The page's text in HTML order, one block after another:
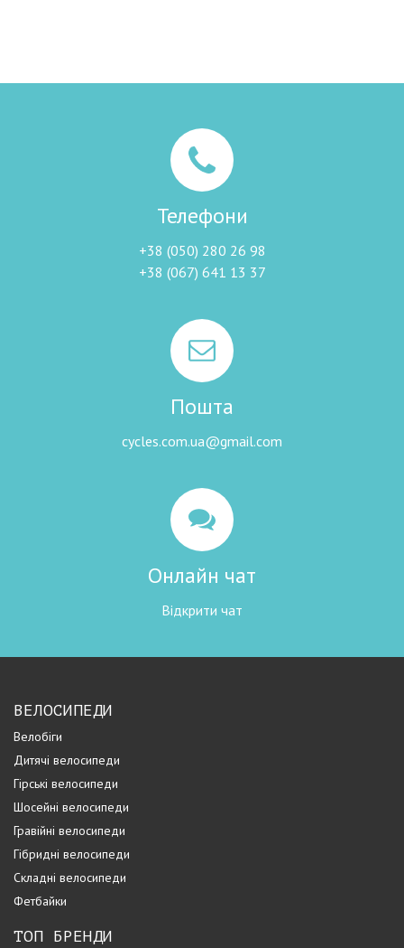
Телефони
+38 (050) 280 26 98
+38 (067) 641 13 37
Пошта
cycles.com.ua@gmail.com
Онлайн чат
Відкрити чат
ВЕЛОСИПЕДИ
Велобіги
Дитячі велосипеди
Гірські велосипеди
Шосейні велосипеди
Гравійні велосипеди
Гібридні велосипеди
Складні велосипеди
Фетбайки
ТОП БРЕНДИ